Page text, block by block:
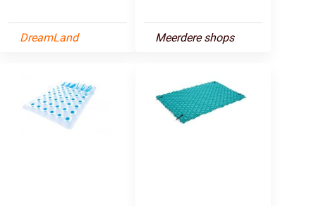
DreamLand Meerdere shops